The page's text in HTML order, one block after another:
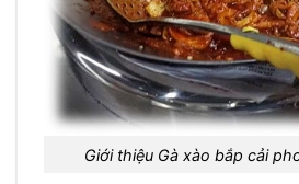
Giới thiệu Gà xào bắp cải